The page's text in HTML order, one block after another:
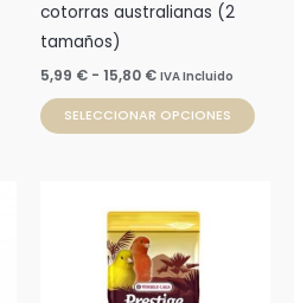
cotorras australianas (2
tamaños)
5,99 € - 15,80 € IVA Incluido
SELECCIONAR OPCIONES
de